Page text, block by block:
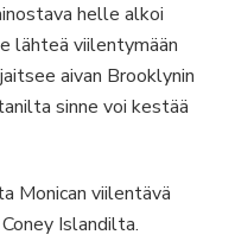
helle alkoi
lähteä viilentymään
aivan Brooklynin
sinne voi kestää
Monican viilentävä
Islandilta.